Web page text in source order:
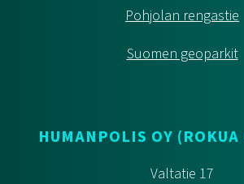
Pohjolan rengastie
Suomen geoparkit
HUMANPOLIS OY (ROKUA
Valtatie 17